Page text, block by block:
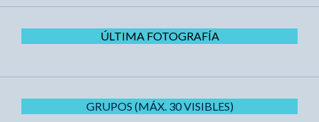
ÚLTIMA FOTOGRAFÍA
GRUPOS (MÁX. 30 VISIBLES)